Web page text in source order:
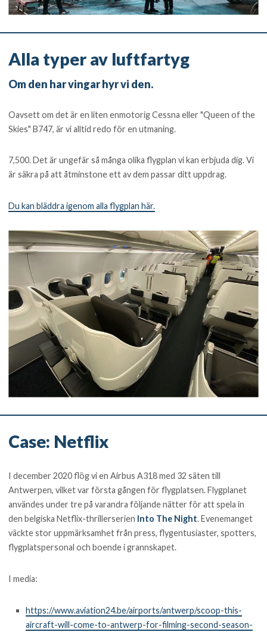
Alla typer av luftfartyg
Om den har vingar hyr vi den.
Oavsett om det är en liten enmotorig Cessna eller "Queen of the
Skies" B747, är vi alltid redo för en utmaning.
7,500. Det är ungefär så många olika flygplan vi kan erbjuda dig. Vi
är säkra på att åtminstone ett av dem passar ditt uppdrag.
Du kan bläddra igenom alla flygplan här.
Case: Netflix
I december 2020 flög vi en Airbus A318 med 32 säten till
Antwerpen, vilket var första gången för flygplatsen. Flygplanet
användes under tre på varandra följande nätter för att spela in
den belgiska Netflix-thrillerserien Into The Night. Evenemanget
väckte stor uppmärksamhet från press, flygentusiaster, spotters,
flygplatspersonal och boende i grannskapet.
I media:
https://www.aviation24.be/airports/antwerp/scoop-this-
aircraft-will-come-to-antwerp-for-filming-second-season-